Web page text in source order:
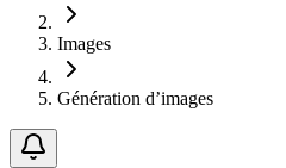
Images
Génération d’images